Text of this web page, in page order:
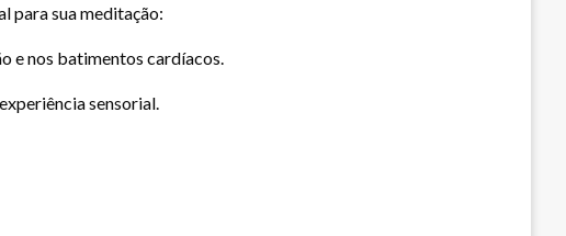
para sua meditação:
e nos batimentos cardíacos.
sensorial.